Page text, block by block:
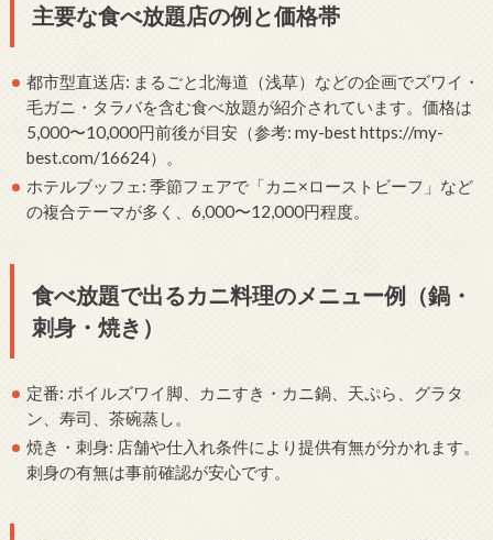
主要な食べ放題店の例と価格帯
都市型直送店: まるごと北海道（浅草）などの企画でズワイ・
毛ガニ・タラバを含む食べ放題が紹介されています。価格は
5,000〜10,000円前後が目安（参考: my-best https://my-
best.com/16624）。
ホテルブッフェ: 季節フェアで「カニ×ローストビーフ」など
の複合テーマが多く、6,000〜12,000円程度。
食べ放題で出るカニ料理のメニュー例（鍋・
刺身・焼き）
定番: ボイルズワイ脚、カニすき・カニ鍋、天ぷら、グラタ
ン、寿司、茶碗蒸し。
焼き・刺身: 店舗や仕入れ条件により提供有無が分かれます。
刺身の有無は事前確認が安心です。